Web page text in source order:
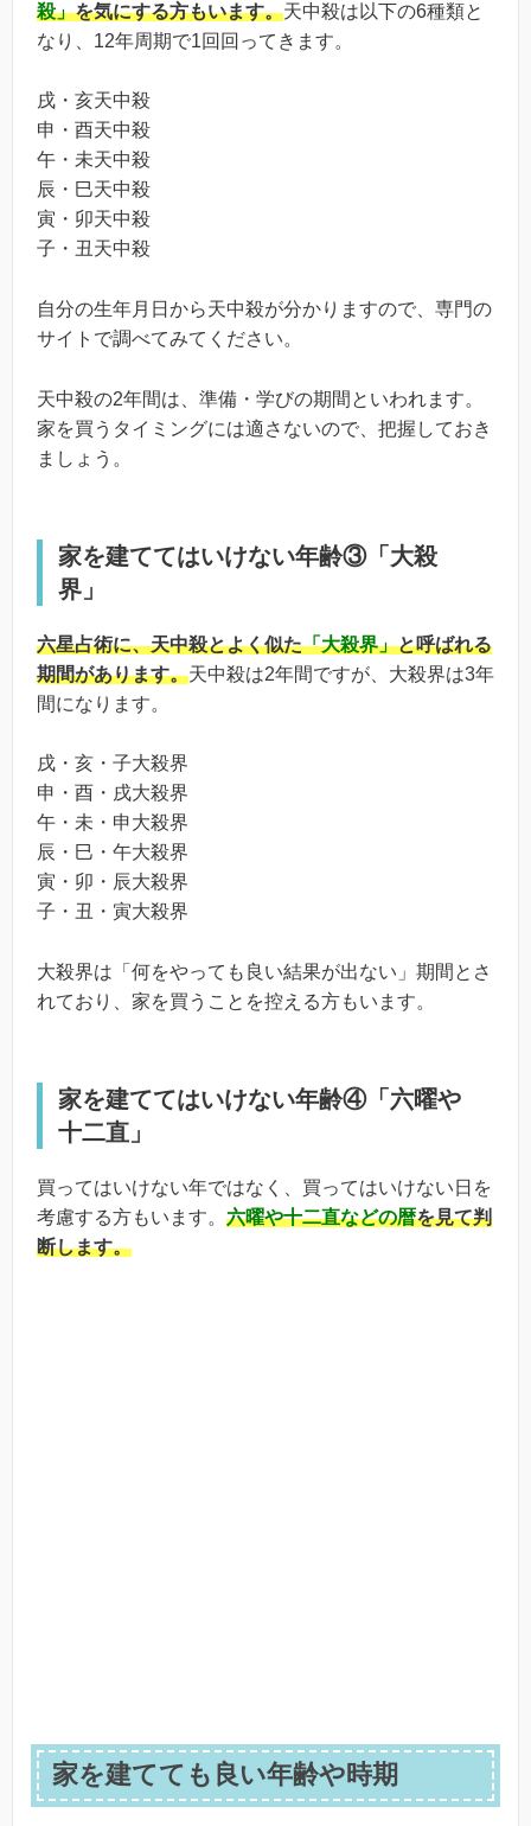
殺」を気にする方もいます。天中殺は以下の6種類と
なり、12年周期で1回回ってきます。
戌・亥天中殺
申・酉天中殺
午・未天中殺
辰・巳天中殺
寅・卯天中殺
子・丑天中殺
自分の生年月日から天中殺が分かりますので、専門の
サイトで調べてみてください。
天中殺の2年間は、準備・学びの期間といわれます。
家を買うタイミングには適さないので、把握しておき
ましょう。
家を建ててはいけない年齢③「大殺
界」
六星占術に、天中殺とよく似た「大殺界」と呼ばれる
期間があります。天中殺は2年間ですが、大殺界は3年
間になります。
戌・亥・子大殺界
申・酉・戌大殺界
午・未・申大殺界
辰・巳・午大殺界
寅・卯・辰大殺界
子・丑・寅大殺界
大殺界は「何をやっても良い結果が出ない」期間とさ
れており、家を買うことを控える方もいます。
家を建ててはいけない年齢④「六曜や
十二直」
買ってはいけない年ではなく、買ってはいけない日を
考慮する方もいます。 六曜や十二直などの暦を見て判
断します。
家を建てても良い年齢や時期